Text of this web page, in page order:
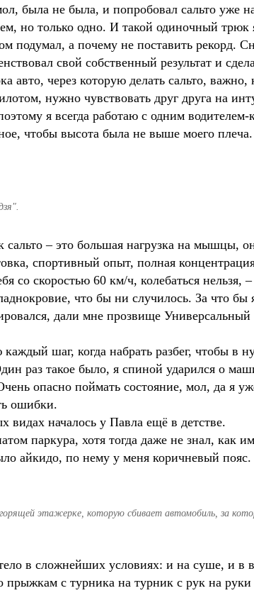
была не была, и попробовал сальто уже
но только одно. И такой одиночный трюк
а почему не поставить рекорд.
свой собственный результат и
авто, через которую делать сальто, важно,
нужно чувствовать друг друга на
я всегда работаю с одним
чтобы высота была не выше моего
– это большая нагрузка на мышцы,
спортивный опыт, полная
со скоростью 60 км/ч, колебаться
что бы ни случилось. За что бы
дали мне прозвище
шаг, когда набрать разбег, чтобы в
раз такое было, я спиной ударился о
опасно поймать состояние, мол, да я
ошибки.
видах началось у Павла ещё в детстве.
паркура, хотя тогда даже не знал, как
айкидо, по нему у меня коричневый
этажерке, которую сбивает автомобиль, за
в сложнейших условиях: и на суше, и в
прыжкам с турника на турник с рук на